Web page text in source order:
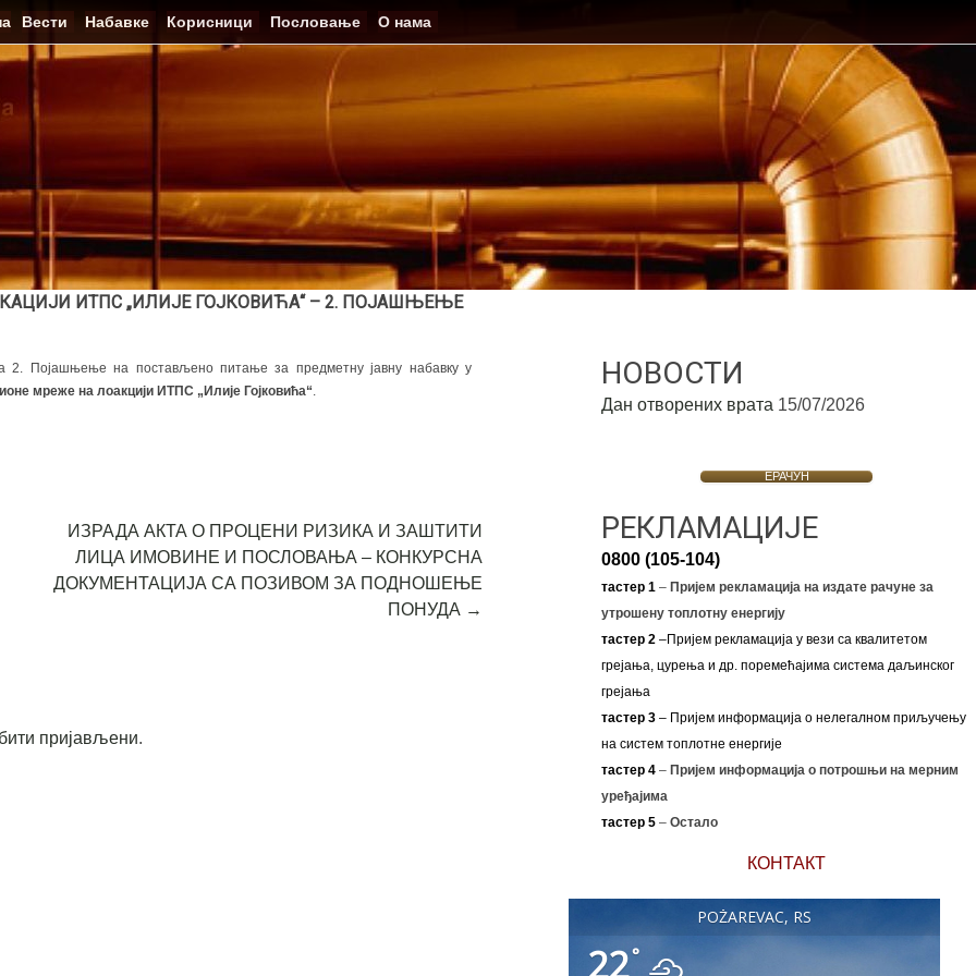
Вести Набавке Корисници Пословање О нама
ИТПС „ИЛИЈЕ ГОЈКОВИЋА“ – 2. ПОЈАШЊЕЊЕ
2. Појашњење на постављено питање за предметну јавну набавку у
мреже на лоакцији ИТПС „Илије Гојковића“.
ИЗРАДА АКТА О ПРОЦЕНИ РИЗИКА И ЗАШТИТИ
ЛИЦА ИМОВИНЕ И ПОСЛОВАЊА – КОНКУРСНА
ДОКУМЕНТАЦИЈА СА ПОЗИВОМ ЗА ПОДНОШЕЊЕ
ПОНУДА →
бити пријављени.
НОВОСТИ
Дан отворених врата 15/07/2026
ЕРАЧУН
РЕКЛАМАЦИЈЕ
0800 (105-104)
тастер 1–Пријем рекламација на издате рачуне за
утрошену топлотну енергију
тастер 2–Пријем рекламација у вези са квалитетом
грејања, цурења и др. поремећајима система даљинског
грејања
тастер 3– Пријем информација о нелегалном приључењу
на систем топлотне енергије
тастер 4 – Пријем информација о потрошњи на мерним
уређајима
тастер 5 – Остало
КОНТАКТ
POŽAREVAC, RS
22°